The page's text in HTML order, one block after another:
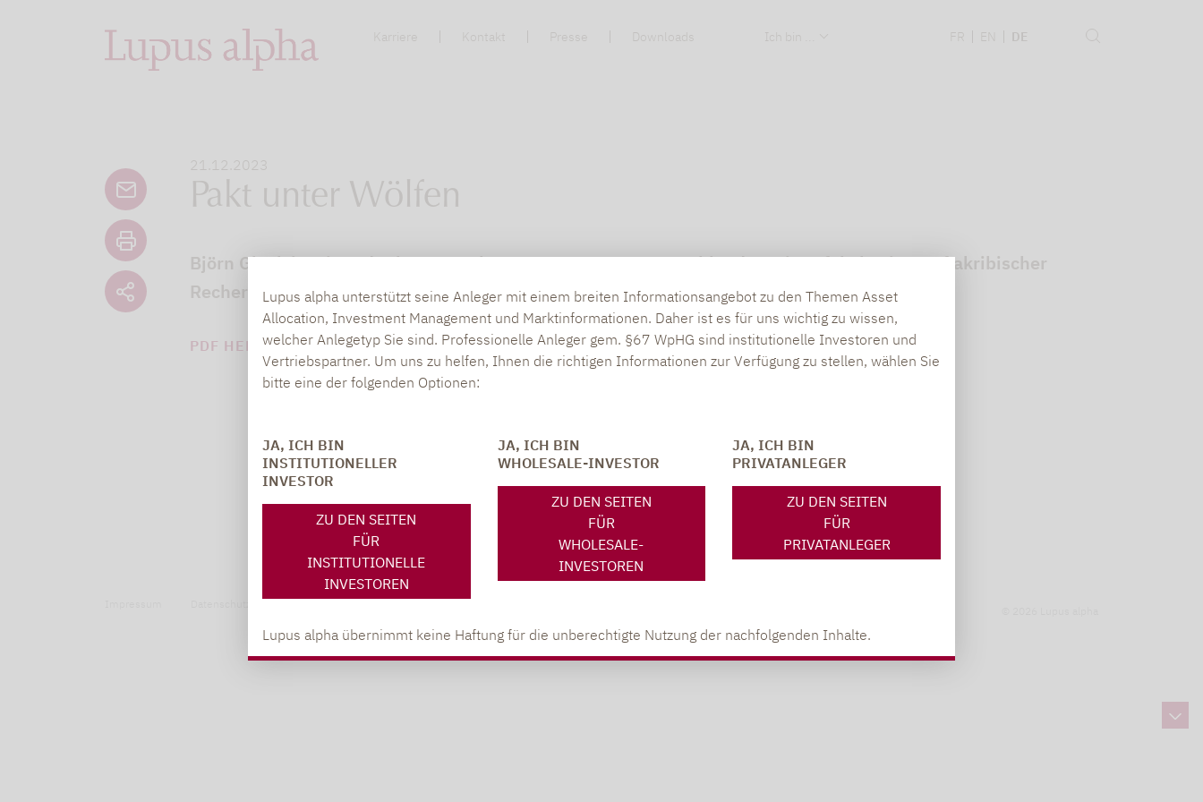
Karriere Kontakt Presse Downloads Ich bin ... FR EN DE
Lupus alpha unterstützt seine Anleger mit einem breiten Informationsangebot zu den Themen Asset
Allocation, Investment Management und Marktinformationen. Daher ist es für uns wichtig zu wissen,
welcher Anlegetyp Sie sind. Professionelle Anleger gem. §67 WpHG sind institutionelle Investoren und
Vertriebspartner. Um uns zu helfen, Ihnen die richtigen Informationen zur Verfügung zu stellen, wählen Sie
bitte eine der folgenden Optionen:
JA, ICH BIN
INSTITUTIONELLER
INVESTOR
ZU DEN SEITEN
FÜR
INSTITUTIONELLE
INVESTOREN
JA, ICH BIN
WHOLESALE-INVESTOR
ZU DEN SEITEN
FÜR
WHOLESALE-
INVESTOREN
JA, ICH BIN
PRIVATANLEGER
ZU DEN SEITEN
FÜR
PRIVATANLEGER
Lupus alpha übernimmt keine Haftung für die unberechtigte Nutzung der nachfolgenden Inhalte.
21.12.2023
Pakt unter Wölfen
Björn Glück ist einer der besten Nebenwerte-Manager Deutschlands. Sein Erfolg basiert auf akribischer
Recherche, Demut und viel Geduld. Porträt eines Schatzsuchers
PDF HERUNTERLADEN (2 MB)